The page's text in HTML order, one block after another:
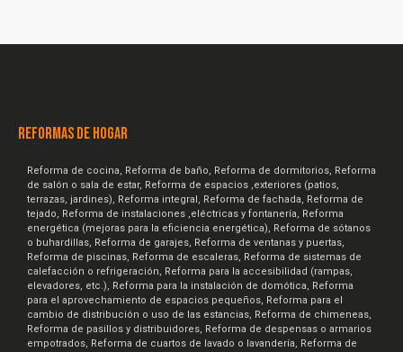
REFORMAS DE HOGAR
Reforma de cocina, Reforma de baño, Reforma de dormitorios, Reforma
de salón o sala de estar, Reforma de espacios ,exteriores (patios,
terrazas, jardines), Reforma integral, Reforma de fachada, Reforma de
tejado, Reforma de instalaciones ,eléctricas y fontanería, Reforma
energética (mejoras para la eficiencia energética), Reforma de sótanos
o buhardillas, Reforma de garajes, Reforma de ventanas y puertas,
Reforma de piscinas, Reforma de escaleras, Reforma de sistemas de
calefacción o refrigeración, Reforma para la accesibilidad (rampas,
elevadores, etc.), Reforma para la instalación de domótica, Reforma
para el aprovechamiento de espacios pequeños, Reforma para el
cambio de distribución o uso de las estancias, Reforma de chimeneas,
Reforma de pasillos y distribuidores, Reforma de despensas o armarios
empotrados, Reforma de cuartos de lavado o lavandería, Reforma de